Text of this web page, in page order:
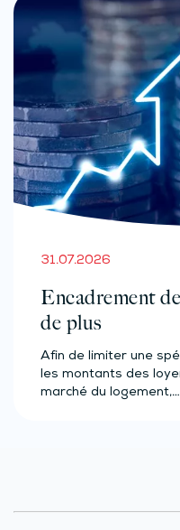
31.07.2026
Encadrement
de plus
Afin de limiter une
les montants des
marché du logement,…